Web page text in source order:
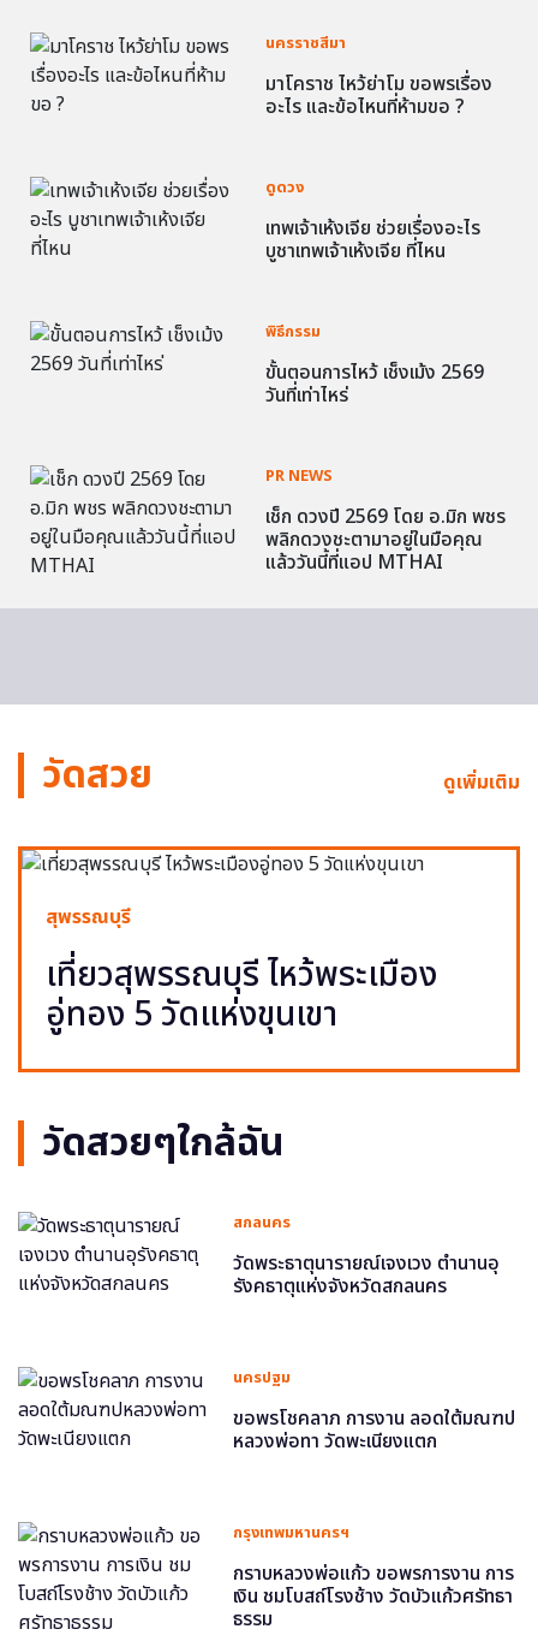
นครราชสีมา
มาโคราช ไหว้ย่าโม ขอพรเรื่อง
อะไร และข้อไหนที่ห้ามขอ ?
ดูดวง
เทพเจ้าเห้งเจีย ช่วยเรื่องอะไร
บูชาเทพเจ้าเห้งเจีย ที่ไหน
พิธีกรรม
ขั้นตอนการไหว้ เช็งเม้ง 2569
วันที่เท่าไหร่
PR NEWS
เช็ก ดวงปี 2569 โดย อ.มิก พชร
พลิกดวงชะตามาอยู่ในมือคุณ
แล้ววันนี้ที่แอป MTHAI
วัดสวย ดูเพิ่มเติม
สุพรรณบุรี
เที่ยวสุพรรณบุรี ไหว้พระเมือง
อู่ทอง 5 วัดแห่งขุนเขา
วัดสวยๆใกล้ฉัน
สกลนคร
วัดพระธาตุนารายณ์เจงเวง ตำนานอุ
รังคธาตุแห่งจังหวัดสกลนคร
นครปฐม
ขอพรโชคลาภ การงาน ลอดใต้มณฑป
หลวงพ่อทา วัดพะเนียงแตก
กรุงเทพมหานครฯ
กราบหลวงพ่อแก้ว ขอพรการงาน การ
เงิน ชมโบสถ์โรงช้าง วัดบัวแก้วศรัทธา
ธรรม